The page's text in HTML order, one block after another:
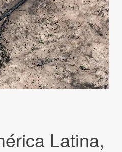
Latina,